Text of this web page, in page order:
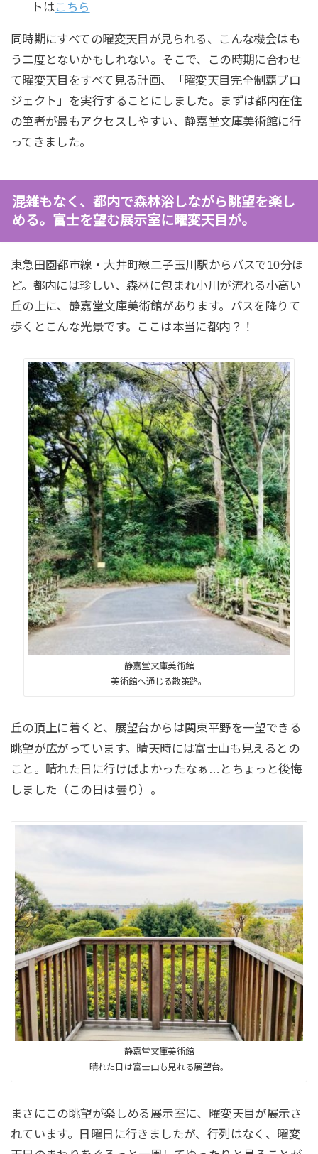
トはこちら
同時期にすべての曜変天目が見られる、こんな機会はも
う二度とないかもしれない。そこで、この時期に合わせ
て曜変天目をすべて見る計画、「曜変天目完全制覇プロ
ジェクト」を実行することにしました。まずは都内在住
の筆者が最もアクセスしやすい、静嘉堂文庫美術館に行
ってきました。
混雑もなく、都内で森林浴しながら眺望を楽し
める。富士を望む展示室に曜変天目が。
東急田園都市線・大井町線二子玉川駅からバスで10分ほ
ど。都内には珍しい、森林に包まれ小川が流れる小高い
丘の上に、静嘉堂文庫美術館があります。バスを降りて
歩くとこんな光景です。ここは本当に都内？！
静嘉堂文庫美術館
美術館へ通じる散策路。
丘の頂上に着くと、展望台からは関東平野を一望できる
眺望が広がっています。晴天時には富士山も見えるとの
こと。晴れた日に行けばよかったなぁ…とちょっと後悔
しました（この日は曇り）。
静嘉堂文庫美術館
晴れた日は富士山も見れる展望台。
まさにこの眺望が楽しめる展示室に、曜変天目が展示さ
れています。日曜日に行きましたが、行列はなく、曜変